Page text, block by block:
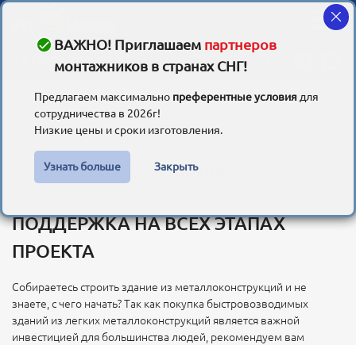
ВАЖНО! Приглашаем партнеров
монтажников в странах СНГ!
Предлагаем максимально преферентные условия для
сотрудничества в 2026г!
Низкие цены и сроки изготовления.
Узнать больше Закрыть
+7 (727) 345-47-53
КОНСАЛТИНГ
ПОДДЕРЖКА НА ВСЕХ ЭТАПАХ
ПРОЕКТА
Собираетесь строить здание из металлоконструкций и не
знаете, с чего начать? Так как покупка быстровозводимых
зданий из легких металлоконструкций является важной
инвестицией для большинства людей, рекомендуем вам